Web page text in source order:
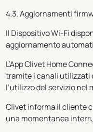
4.3. Aggiornamenti
Il Dispositivo Wi-Fi
aggiornamento
L’App Clivet Home
tramite i canali utilizzati
l’utilizzo del servizio nel
Clivet informa il cliente
una momentanea